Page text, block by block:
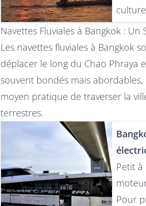
Navettes Fluviales à Bangkok :
Les navettes fluviales à Bangkok
déplacer le long du Chao Phraya
souvent bondés mais
moyen pratique de traverser la
terrestres.
Petit à
Pour